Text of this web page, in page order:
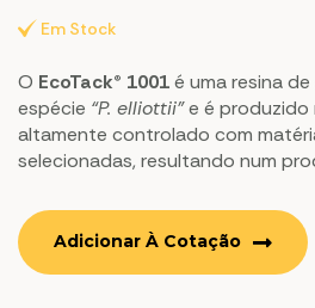
Em Stock
O EcoTack® 1001é uma resina
espécie “P. elliottii”e é produzido
altamente controlado com
selecionadas, resultando num
Adicionar À Cotação